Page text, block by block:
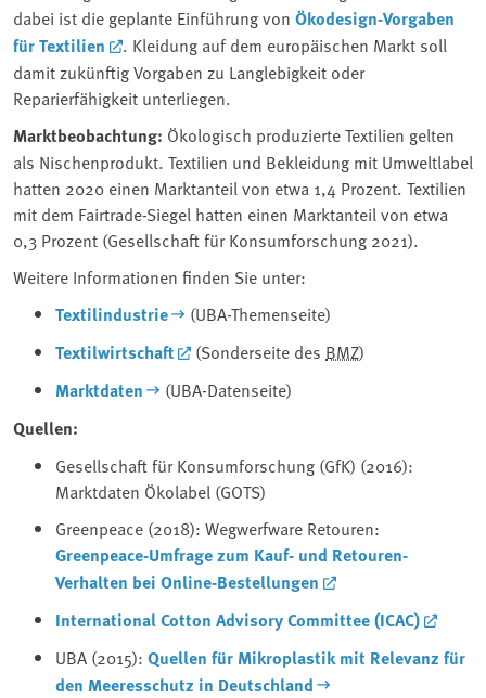
dabei ist die geplante Einführung von Ökodesign-Vorgaben
für Textilien
. Kleidung auf dem europäischen Markt soll
damit zukünftig Vorgaben zu Langlebigkeit oder
Reparierfähigkeit unterliegen.
Marktbeobachtung: Ökologisch produzierte Textilien gelten
als Nischenprodukt. Textilien und Bekleidung mit Umweltlabel
hatten 2020 einen Marktanteil von etwa 1,4 Prozent. Textilien
mit dem Fairtrade-Siegel hatten einen Marktanteil von etwa
0,3 Prozent (Gesellschaft für Konsumforschung 2021).
Weitere Informationen finden Sie unter:
Textilindustrie (UBA-Themenseite)
Textilwirtschaft (Sonderseite des BMZ)
Marktdaten (UBA-Datenseite)
Quellen:
Gesellschaft für Konsumforschung (GfK) (2016):
Marktdaten Ökolabel (GOTS)
Greenpeace (2018): Wegwerfware Retouren:
Greenpeace-Umfrage zum Kauf- und Retouren-
Verhalten bei Online-Bestellungen
International Cotton Advisory Committee (ICAC)
UBA (2015):Quellen für Mikroplastik mit Relevanz für
den Meeresschutz in Deutschland